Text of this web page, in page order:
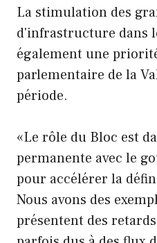
La stimulation des
d'infrastructure dans
également une
parlementaire de la
période.
«Le rôle du Bloc est
permanente avec le
pour accélérer la
Nous avons des
présentent des